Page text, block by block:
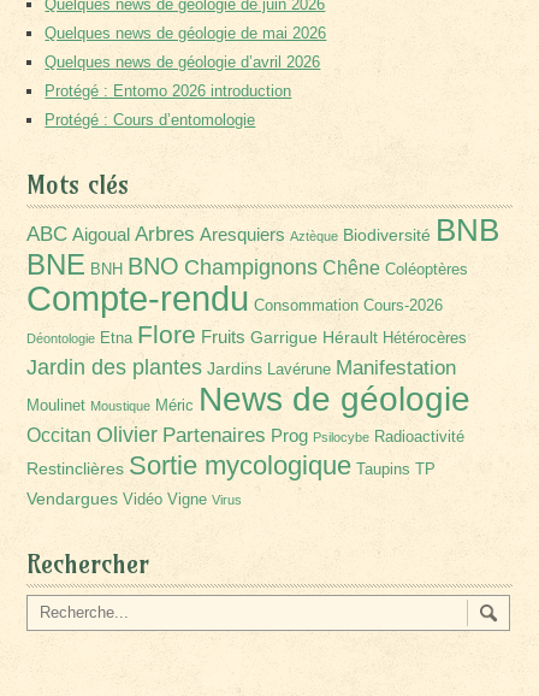
Quelques news de géologie de juin 2026
Quelques news de géologie de mai 2026
Quelques news de géologie d’avril 2026
Protégé : Entomo 2026 introduction
Protégé : Cours d’entomologie
Mots clés
ABC Aigoual Arbres Aresquiers Aztèque Biodiversité BNB
BNE BNH BNO Champignons Chêne Coléoptères
Compte-rendu Consommation Cours-2026
Déontologie Etna Flore Fruits Garrigue Hérault Hétérocères
Jardin des plantes Jardins Lavérune Manifestation
Moulinet Moustique Méric News de géologie
Occitan Olivier Partenaires Prog Psilocybe Radioactivité
Restinclières Sortie mycologique Taupins TP
Vendargues Vidéo Vigne Virus
Rechercher